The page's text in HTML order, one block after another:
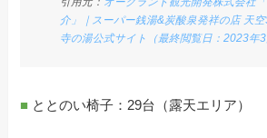
介」｜スーパー銭湯&炭酸泉発祥の店 天
寺の湯公式サイト（最終閲覧日：2023年3
■ ととのい椅子：29台（露天エリア）